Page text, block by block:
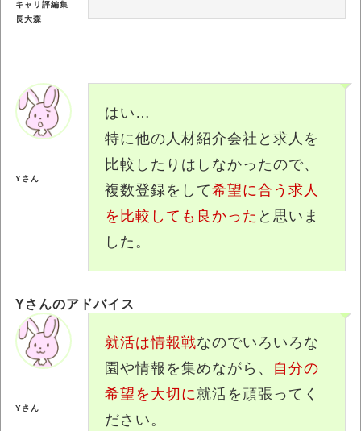
キャリ評編集
長大森
はい…
特に他の人材紹介会社と求人を
比較したりはしなかったので、
複数登録をして希望に合う求人
を比較しても良かった と思いま
した。
Yさん
Yさんのアドバイス
就活は情報戦なのでいろいろな
園や情報を集めながら、 自分の
希望を大切に 就活を頑張ってく
ださい。
Yさん